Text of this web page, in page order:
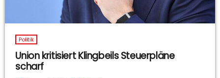
Politik
Union kritisiert Klingbeils Steuerpläne
scharf